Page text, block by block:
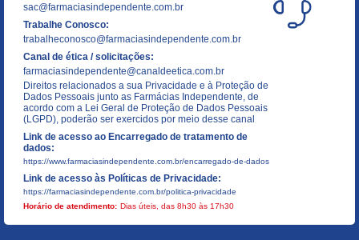
sac@farmaciasindependente.com.br
Trabalhe Conosco:
trabalheconosco@farmaciasindependente.com.br
Canal de ética / solicitações:
farmaciasindependente@canaldeetica.com.br
Direitos relacionados a sua Privacidade e à Proteção de
Dados Pessoais junto as Farmácias Independente, de
acordo com a Lei Geral de Proteção de Dados Pessoais
(LGPD), poderão ser exercidos por meio desse canal
Link de acesso ao Encarregado de tratamento de
dados:
https://www.farmaciasindependente.com.br/encarregado-de-dados
Link de acesso às Políticas de Privacidade:
https://farmaciasindependente.com.br/politica-privacidade
Horário de atendimento: Dias úteis, das 8h30 às 17h30